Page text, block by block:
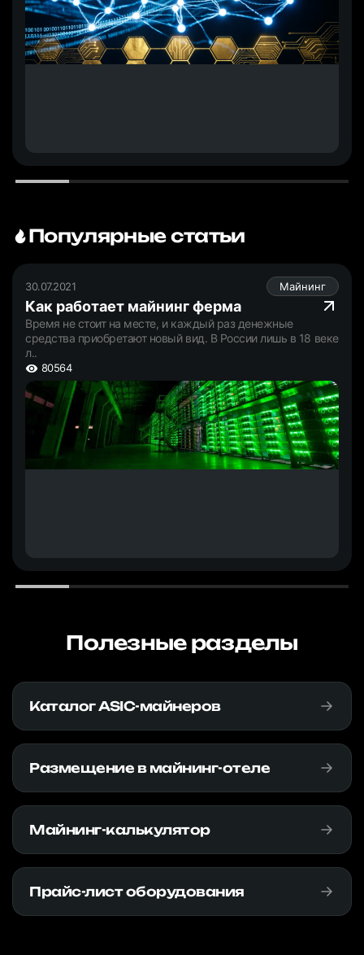
Популярные статьи
30.07.2021 Майнинг
Как работает майнинг ферма
Время не стоит на месте, и каждый раз денежные
средства приобретают новый вид. В России лишь в 18 веке
л..
80564
Полезные разделы
Каталог ASIC-майнеров
Размещение в майнинг-отеле
Майнинг-калькулятор
Прайс-лист оборудования